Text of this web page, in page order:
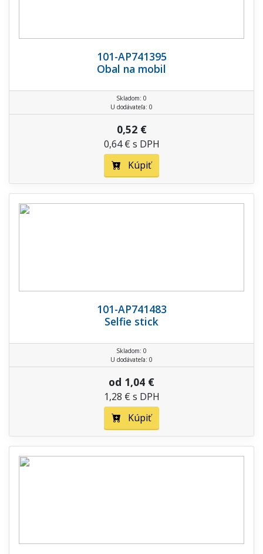
101-AP741395
Obal na mobil
Skladom: 0
U dodávateľa: 0
0,52 €
0,64 € s DPH
Kúpiť
101-AP741483
Selfie stick
Skladom: 0
U dodávateľa: 0
od 1,04 €
1,28 € s DPH
Kúpiť